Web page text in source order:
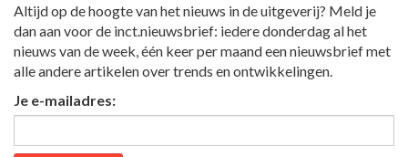
Altijd op de hoogte van het nieuws in de uitgeverij? Meld je
dan aan voor de inct.nieuwsbrief: iedere donderdag al het
nieuws van de week, één keer per maand een nieuwsbrief met
alle andere artikelen over trends en ontwikkelingen.
Je e-mailadres: